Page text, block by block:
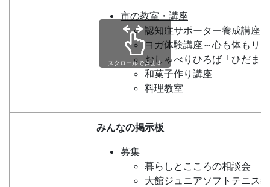
市の教室・講座
認知症サポーター養成講座
ヨガ体験講座～心も体もリ
おしゃべりひろば「ひだま
和菓子作り講座
料理教室
みんなの掲示板
募集
暮らしとこころの相談会
大館ジュニアソフトテニス
スクロールできます